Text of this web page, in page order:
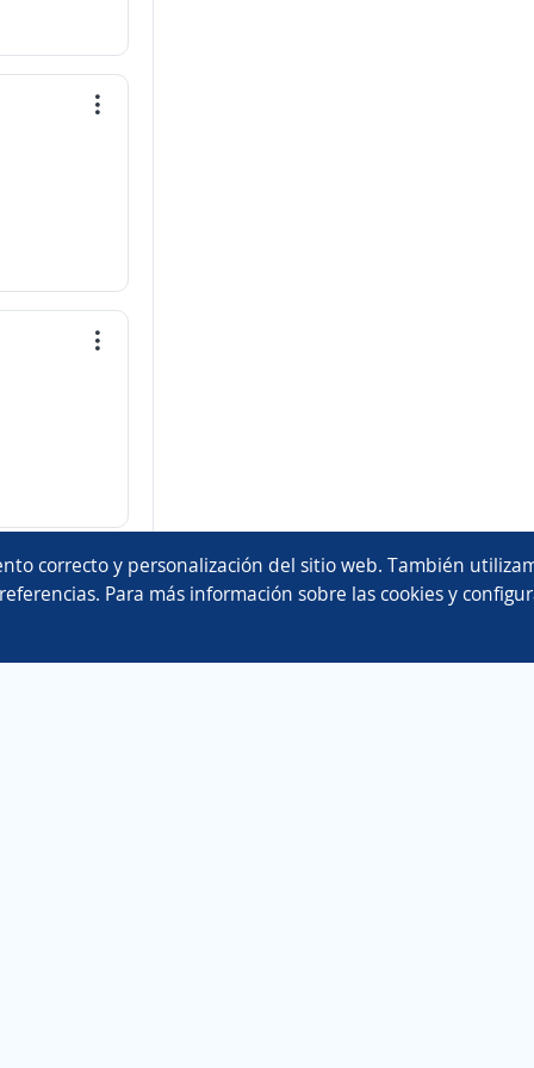
correcto y personalización del sitio web. También
Para más información sobre las cookies y